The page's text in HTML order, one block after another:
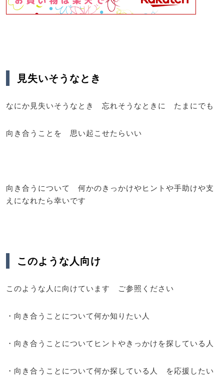
見失いそうなとき
なにか見失いそうなとき 忘れそうなときに たまにでも
向き合うことを 思い起こせたらいい
向き合うについて 何かのきっかけやヒントや手助けや支
えになれたら幸いです
このような人向け
このような人に向けています ご参照ください
・向き合うことについて何か知りたい人
・向き合うことについてヒントやきっかけを探している人
・向き合うことについて何か探している人 を応援したい